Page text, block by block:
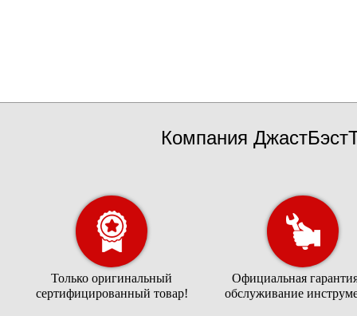
Компания
Только оригинальный
сертифицированный товар!
Официальная
обслуживание